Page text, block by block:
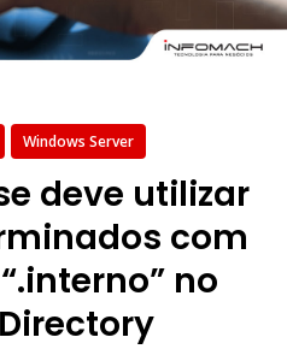
Windows Server
deve utilizar
com
no